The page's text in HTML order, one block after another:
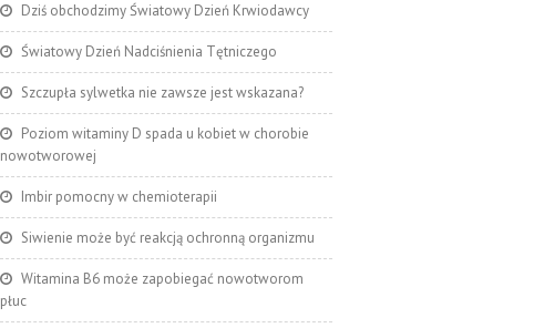
Dziś obchodzimy Światowy Dzień Krwiodawcy
Światowy Dzień Nadciśnienia Tętniczego
Szczupła sylwetka nie zawsze jest wskazana?
Poziom witaminy D spada u kobiet w chorobie
nowotworowej
Imbir pomocny w chemioterapii
Siwienie może być reakcją ochronną organizmu
Witamina B6 może zapobiegać nowotworom
płuc